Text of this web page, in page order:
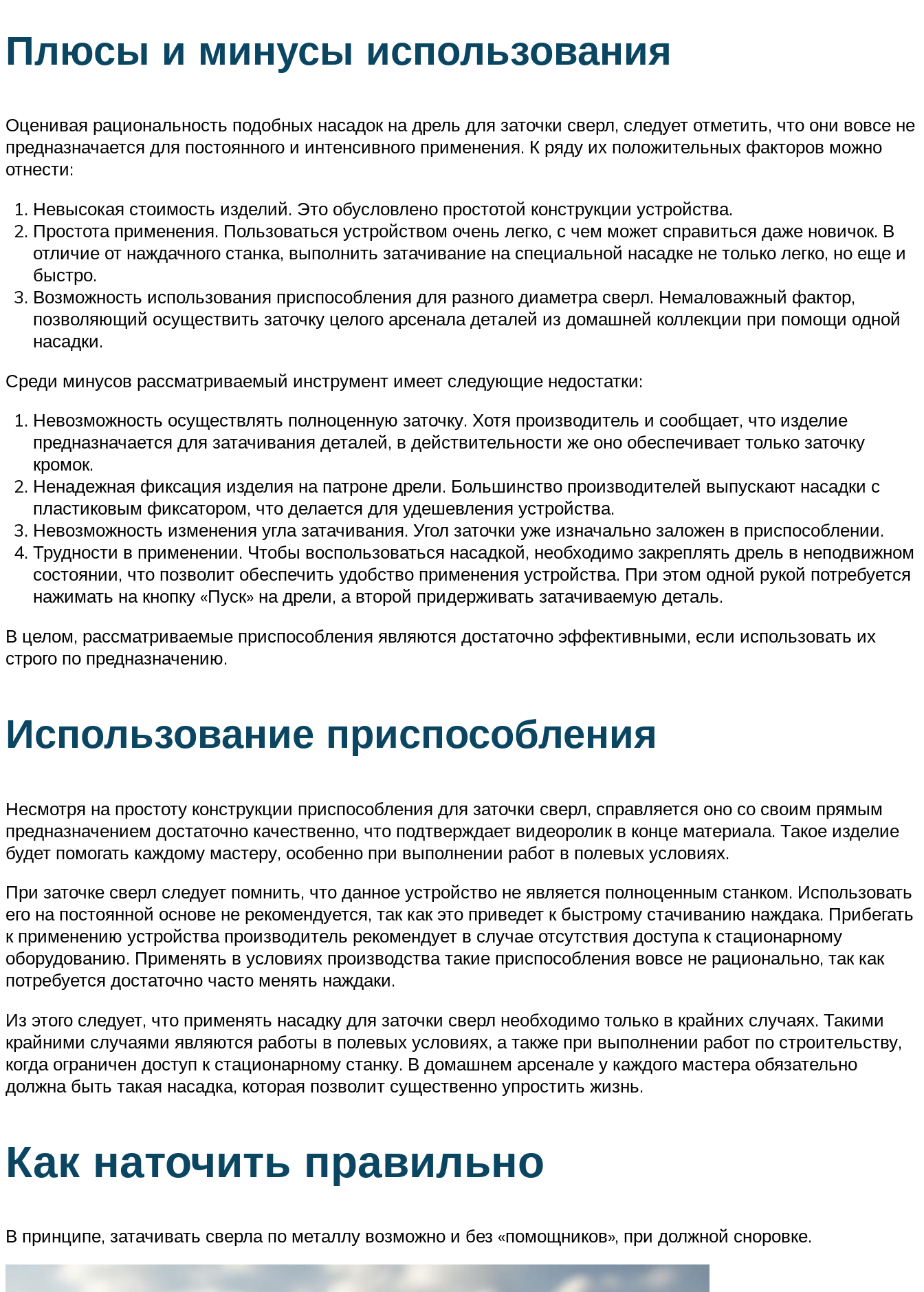
Плюсы и минусы использования
Оценивая рациональность подобных насадок на дрель для заточки сверл, следует отметить, что они вовсе не
предназначается для постоянного и интенсивного применения. К ряду их положительных факторов можно
отнести:
Невысокая стоимость изделий. Это обусловлено простотой конструкции устройства.
Простота применения. Пользоваться устройством очень легко, с чем может справиться даже новичок. В
отличие от наждачного станка, выполнить затачивание на специальной насадке не только легко, но еще и
быстро.
Возможность использования приспособления для разного диаметра сверл. Немаловажный фактор,
позволяющий осуществить заточку целого арсенала деталей из домашней коллекции при помощи одной
насадки.
Среди минусов рассматриваемый инструмент имеет следующие недостатки:
Невозможность осуществлять полноценную заточку. Хотя производитель и сообщает, что изделие
предназначается для затачивания деталей, в действительности же оно обеспечивает только заточку
кромок.
Ненадежная фиксация изделия на патроне дрели. Большинство производителей выпускают насадки с
пластиковым фиксатором, что делается для удешевления устройства.
Невозможность изменения угла затачивания. Угол заточки уже изначально заложен в приспособлении.
Трудности в применении. Чтобы воспользоваться насадкой, необходимо закреплять дрель в неподвижном
состоянии, что позволит обеспечить удобство применения устройства. При этом одной рукой потребуется
нажимать на кнопку «Пуск» на дрели, а второй придерживать затачиваемую деталь.
В целом, рассматриваемые приспособления являются достаточно эффективными, если использовать их
строго по предназначению.
Использование приспособления
Несмотря на простоту конструкции приспособления для заточки сверл, справляется оно со своим прямым
предназначением достаточно качественно, что подтверждает видеоролик в конце материала. Такое изделие
будет помогать каждому мастеру, особенно при выполнении работ в полевых условиях.
При заточке сверл следует помнить, что данное устройство не является полноценным станком. Использовать
его на постоянной основе не рекомендуется, так как это приведет к быстрому стачиванию наждака. Прибегать
к применению устройства производитель рекомендует в случае отсутствия доступа к стационарному
оборудованию. Применять в условиях производства такие приспособления вовсе не рационально, так как
потребуется достаточно часто менять наждаки.
Из этого следует, что применять насадку для заточки сверл необходимо только в крайних случаях. Такими
крайними случаями являются работы в полевых условиях, а также при выполнении работ по строительству,
когда ограничен доступ к стационарному станку. В домашнем арсенале у каждого мастера обязательно
должна быть такая насадка, которая позволит существенно упростить жизнь.
Как наточить правильно
В принципе, затачивать сверла по металлу возможно и без «помощников», при должной сноровке.